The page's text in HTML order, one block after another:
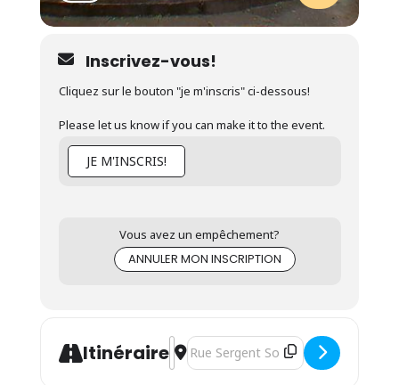
Inscrivez-vous!
Cliquez sur le bouton "je m'inscris" ci-dessous!
Please let us know if you can make it to the event.
JE M'INSCRIS!
Vous avez un empêchement?
ANNULER MON INSCRIPTION
ItinéraireAddress - Séance d'informations -
Destination Address - Séance